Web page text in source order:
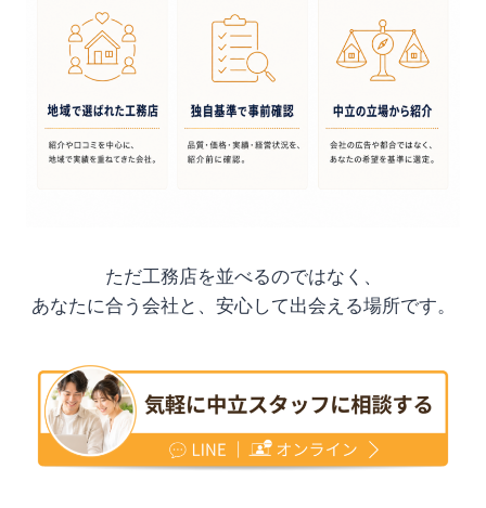
ただ工務店を並べるのではなく、
あなたに合う会社と、安心して出会える場所です。